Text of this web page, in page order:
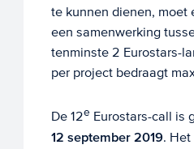
te kunnen dienen, moet
een samenwerking
tenminste 2 Eurostars-
per project bedraagt
De 12e Eurostars-call is
12 september 2019.